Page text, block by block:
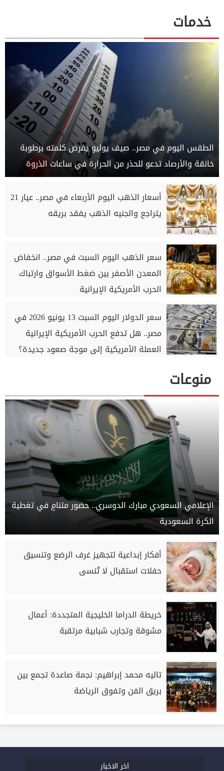
خدمات
الطقس اليوم في مصر.. صيف يوليو يفرض كلمته برطوبة
خانقة والأرصاد تدعو للحذر من الحرارة في ساعات الذروة
أسعار الذهب اليوم الأربعاء في مصر.. عيار 21
يتراجع والجنيه الذهب يفقد بريقه
سعر الذهب اليوم السبت في مصر.. انخفاض
المعدن الأصفر بين ضغط الأسواق وارتباك
الحرب الأمريكية الإيرانية
سعر الدولار اليوم السبت 13 يونيو 2026 في
مصر.. هل تدفع الحرب الأمريكية الإيرانية
العملة الأمريكية إلى موجة صعود جديدة؟
منوعات
الإعلامي السعودي مبارك الدوسري.. حضور متنامٍ في تغطية
الكرة السعودية
أفكار إبداعية لتجهيز غرف الرضع وتنسيق
حفلات استقبال لا تُنسى
خريطة الدراما الخليجية المتجددة: أعمال
مشوقة وتجارب شبابية مرتقبة
تاليه محمد إبراهيم: نجمة صاعدة تجمع بين
بريق الفن وتفوق الرياضة
اخر الاخبار